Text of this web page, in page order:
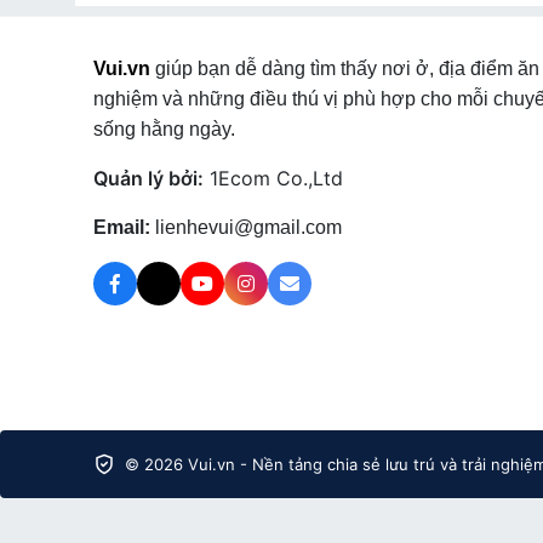
Tả Van, Khách sạn tại Phường Sa Pa,Khách sạn tại
Khách sạn
tại Xã Lùng Phình ,Khách sạn tại Xã Pha
Khách sạn
tại Xã Sín Chéng
Vui.vn giúp bạn dễ dàng tìm thấy nơi ở, địa điểm ăn
nghiệm và những điều thú vị phù hợp cho mỗi
sống hằng ngày.
Quản lý bởi: 1Ecom Co.,Ltd
Email: lienhevui@gmail.com
© 2026 Vui.vn - Nền tảng chia sẻ lưu trú và trải